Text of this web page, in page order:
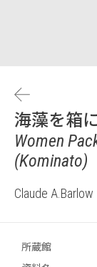
海藻を箱
Women
(Kominato)
Claude
所蔵館